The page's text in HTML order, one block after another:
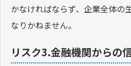
かなければならず、企業全体の
なりかねません。
リスク3.金融機関からの